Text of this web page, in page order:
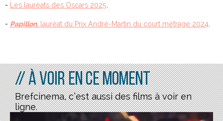
- Les lauréats des Oscars 2025
- Papillon, lauréat du Prix André-Martin du court métrage 2024
// À voir en ce moment
Brefcinema, c’est aussi des films à voir en
ligne.